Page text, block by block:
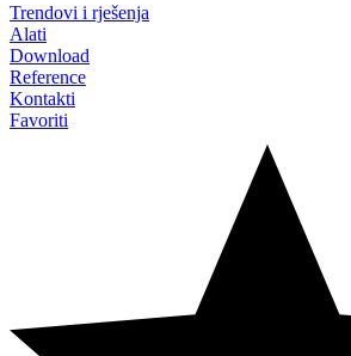
Trendovi i rješenja
Alati
Download
Reference
Kontakti
Favoriti